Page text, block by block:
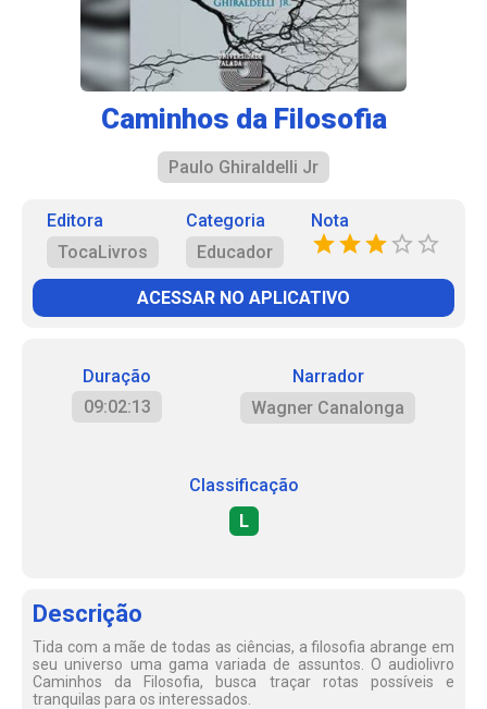
Caminhos da Filosofia
Paulo Ghiraldelli Jr
Editora
TocaLivros
Categoria
Educador
Nota
ACESSAR NO APLICATIVO
Duração
09:02:13
Narrador
Wagner Canalonga
Classificação
L
Descrição
Tida com a mãe de todas as ciências, a filosofia abrange em
seu universo uma gama variada de assuntos. O audiolivro
Caminhos da Filosofia, busca traçar rotas possíveis e
tranquilas para os interessados.